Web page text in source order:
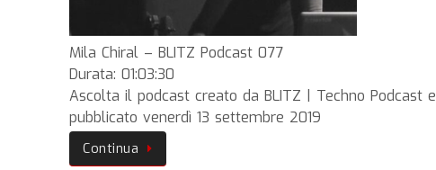
Mila Chiral – BLITZ Podcast 077
Durata: 01:03:30
Ascolta il podcast creato da BLITZ | Techno Podcast e
pubblicato venerdì 13 settembre 2019
Continua